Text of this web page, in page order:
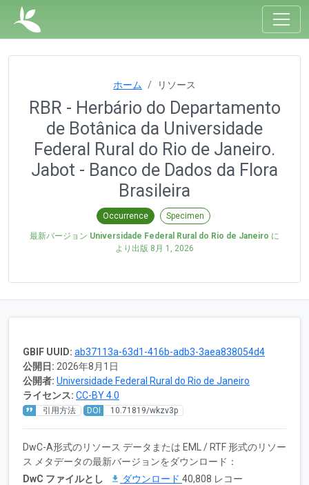
ホーム リソース
RBR - Herbário do Departamento
de Botânica da Universidade
Federal Rural do Rio de Janeiro.
Jabot - Banco de Dados da Flora
Brasileira
Occurrence Specimen
最新バージョン Universidade Federal Rural do Rio de Janeiro に
より出版 8月 1, 2026
GBIF UUID: ab37113a-63d1-416b-adb3-3aea838054d4
公開日: 2026年8月1日
公開者: Universidade Federal Rural do Rio de Janeiro
ライセンス: CC-BY 4.0
引用方法 DOI 10.71819/wkzv3p
DwC-A形式のリソース データまたは EML / RTF 形式のリソー
ス メタデータの最新バージョンをダウンロード：
DwC ファイルとし
ダウンロード 40,808 レコー